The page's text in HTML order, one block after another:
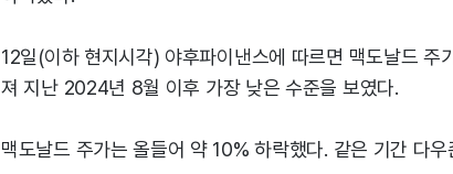
12일(이하 현지시각) 야후파이낸스에 따르면 맥도날드
져 지난 2024년 8월 이후 가장 낮은 수준을 보였다.
맥도날드 주가는 올들어 약 10% 하락했다. 같은 기간 다